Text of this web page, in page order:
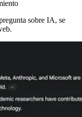
sobre IA, se